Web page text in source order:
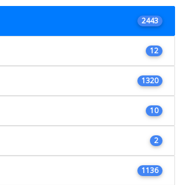
2443
12
1320
10
2
1136